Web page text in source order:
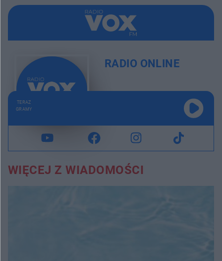
RADIO ONLINE
TERAZ
GRAMY
WIĘCEJ Z WIADOMOŚCI